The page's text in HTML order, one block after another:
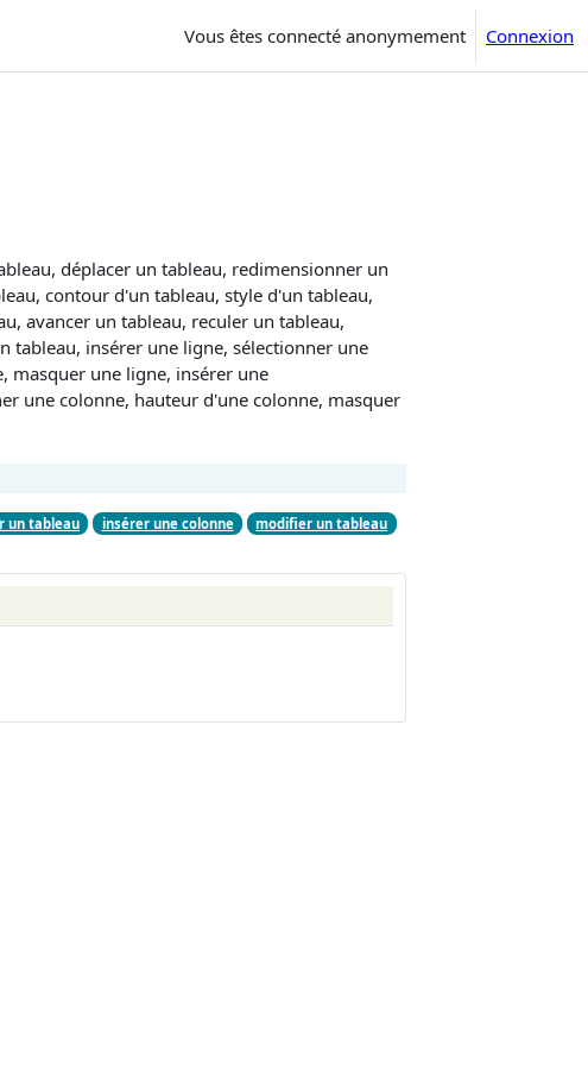
Vous êtes connecté anonymement Connexion
déplacer un tableau, redimensionner un
contour d'un tableau, style d'un tableau,
avancer un tableau, reculer un tableau,
insérer une ligne, sélectionner une
masquer une ligne, insérer une
une colonne, hauteur d'une colonne, masquer
un tableau insérer une colonne
modifier un tableau